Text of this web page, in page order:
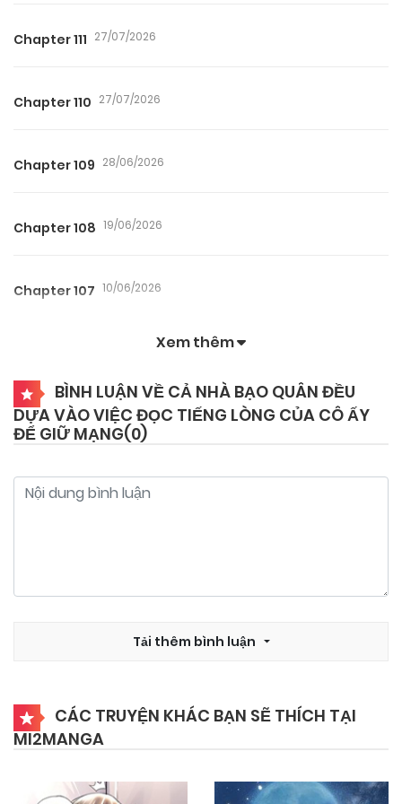
Chapter 111 27/07/2026
Chapter 110 27/07/2026
Chapter 109 28/06/2026
Chapter 108 19/06/2026
Chapter 107 10/06/2026
04/06/2026
Chapter 104 26/05/2026
Chapter 103 19/05/2026
05/05/2026
Chapter 99 21/04/2026
Chapter 98 14/04/2026
Xem thêm
BÌNH LUẬN VỀ CẢ NHÀ BẠO QUÂN ĐỀU
DỰA VÀO VIỆC ĐỌC TIẾNG LÒNG CỦA CÔ ẤY
ĐỂ GIỮ MẠNG(0)
Tải thêm bình luận
CÁC TRUYỆN KHÁC BẠN SẼ THÍCH TẠI
MI2MANGA